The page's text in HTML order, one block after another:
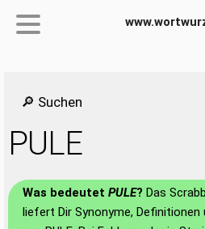
🔎 Suchen
PULE
Was bedeutet PULE? Das
liefert Dir Synonyme, Definitionen